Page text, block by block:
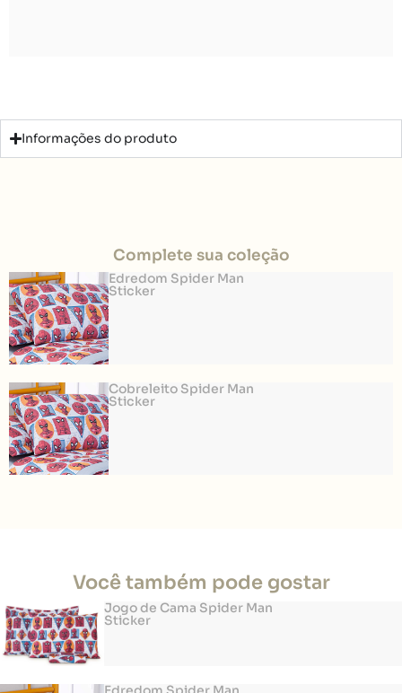
Informações do produto
Complete sua coleção
Edredom Spider Man
Sticker
Cobreleito Spider Man
Sticker
Você também pode gostar
Jogo de Cama Spider Man
Sticker